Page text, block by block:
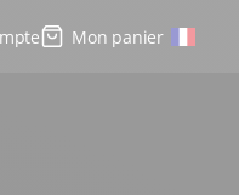
Mon panier